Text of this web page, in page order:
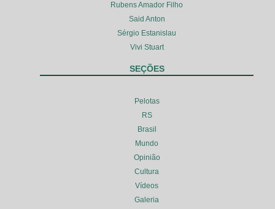
Rubens Amador Filho
Said Anton
Sérgio Estanislau
Vivi Stuart
SEÇÕES
Pelotas
RS
Brasil
Mundo
Opinião
Cultura
Vídeos
Galeria